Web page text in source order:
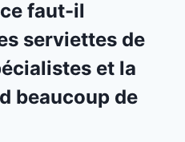
faut-il
serviettes de
et la
beaucoup de